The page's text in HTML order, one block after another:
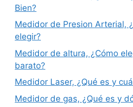
Bien?
Medidor de Presion Arterial,
elegir?
Medidor de altura, ¿Cómo
barato?
Medidor Laser, ¿Qué es y
Medidor de gas, ¿Qué es y